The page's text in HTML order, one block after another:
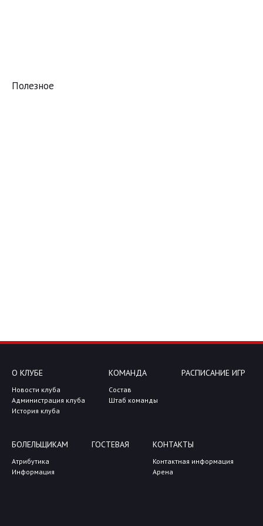
Полезное
О КЛУБЕ
Новости клуба
Администрация клуба
История клуба
КОМАНДА
Состав
Штаб команды
РАСПИСАНИЕ ИГР
БОЛЕЛЬЩИКАМ
Атрибутика
Информация
ГОСТЕВАЯ КОНТАКТЫ
Контактная информация
Арена